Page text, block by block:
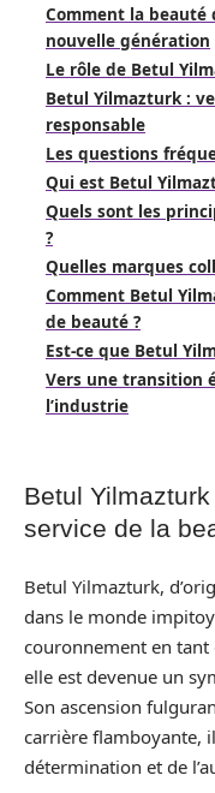
Comment la
nouvelle génération
Le rôle de Betul
Betul Yilmazturk :
responsable
Les questions
Qui est Betul
Quels sont les
?
Quelles marques
Comment Betul
de beauté ?
Est-ce que Betul
Vers une transition
l’industrie
Betul
service de la
Betul Yilmazturk,
dans le monde
couronnement en tant
elle est devenue un
Son ascension
carrière flamboyante,
détermination et de